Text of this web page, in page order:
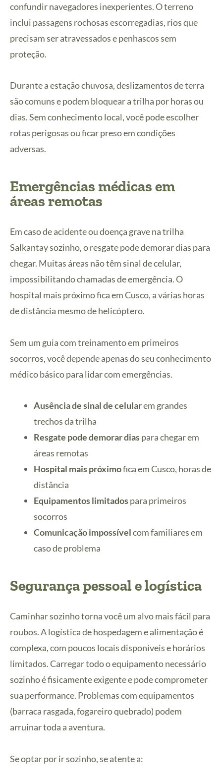
confundir navegadores inexperientes. O terreno
inclui passagens rochosas escorregadias, rios que
precisam ser atravessados e penhascos sem
proteção.
Durante a estação chuvosa, deslizamentos de terra
são comuns e podem bloquear a trilha por horas ou
dias. Sem conhecimento local, você pode escolher
rotas perigosas ou ficar preso em condições
adversas.
Emergências médicas em
áreas remotas
Em caso de acidente ou doença grave na trilha
Salkantay sozinho, o resgate pode demorar dias para
chegar. Muitas áreas não têm sinal de celular,
impossibilitando chamadas de emergência. O
hospital mais próximo fica em Cusco, a várias horas
de distância mesmo de helicóptero.
Sem um guia com treinamento em primeiros
socorros, você depende apenas do seu conhecimento
médico básico para lidar com emergências.
Ausência de sinal de celularem grandes
trechos da trilha
Resgate pode demorar diaspara chegar em
áreas remotas
Hospital mais próximofica em Cusco, horas de
distância
Equipamentos limitadospara primeiros
socorros
Comunicação impossívelcom familiares em
caso de problema
Segurança pessoal e logística
Caminhar sozinho torna você um alvo mais fácil para
roubos. A logística de hospedagem e alimentação é
complexa, com poucos locais disponíveis e horários
limitados. Carregar todo o equipamento necessário
sozinho é fisicamente exigente e pode comprometer
sua performance. Problemas com equipamentos
(barraca rasgada, fogareiro quebrado) podem
arruinar toda a aventura.
Se optar por ir sozinho, se atente a: